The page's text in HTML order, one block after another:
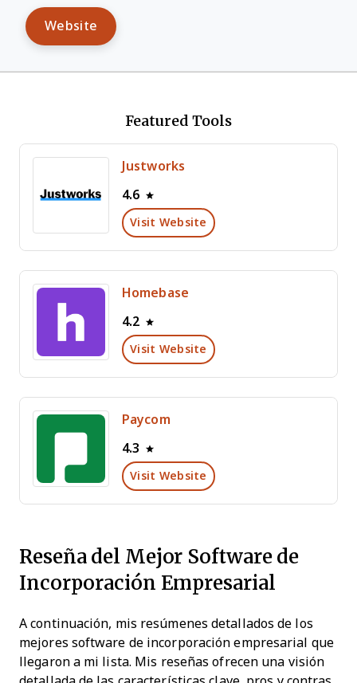
Website
Featured Tools
Justworks
4.6
Visit Website
Homebase
4.2
Visit Website
Paycom
4.3
Visit Website
Reseña del Mejor Software de
Incorporación Empresarial
A continuación, mis resúmenes detallados de los
mejores software de incorporación empresarial que
llegaron a mi lista. Mis reseñas ofrecen una visión